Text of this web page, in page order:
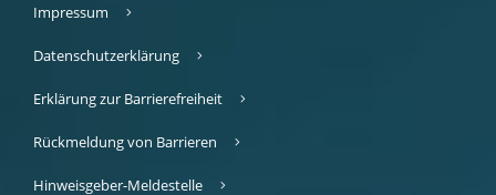
Impressum
Datenschutzerklärung
Erklärung zur Barrierefreiheit
Rückmeldung von Barrieren
Hinweisgeber-Meldestelle